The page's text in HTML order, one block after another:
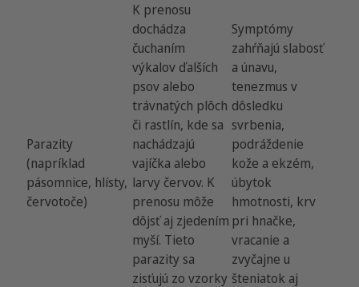
Parazity
(napríklad
pásomnice, hlísty,
červotoče)
K prenosu
dochádza
čuchaním
výkalov ďalších
psov alebo
trávnatých plôch
či rastlín, kde sa
nachádzajú
vajíčka alebo
larvy červov. K
prenosu môže
dôjsť aj zjedením
myší. Tieto
parazity sa
zisťujú zo vzorky
Symptómy
zahŕňajú slabosť
a únavu,
tenezmus v
dôsledku
svrbenia,
podráždenie
kože a ekzém,
úbytok
hmotnosti, krv
pri hnačke,
vracanie a
zvyčajne u
šteniatok aj